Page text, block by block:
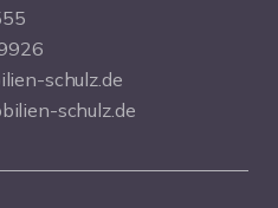
schulz.de
schulz.de